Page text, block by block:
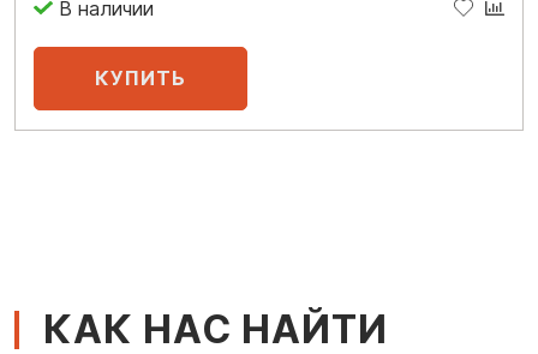
В наличии
КАК НАС НАЙТИ